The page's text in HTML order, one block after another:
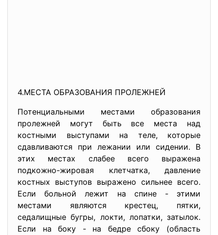
4.МЕСТА ОБРАЗОВАНИЯ ПРОЛЕЖНЕЙ
Потенциальными местами образования
пролежней могут быть все места над
костными выступами на теле, которые
сдавливаются при лежании или сидении. В
этих местах слабее всего выражена
подкожно-жировая клетчатка, давление
костных выступов выражено сильнее всего.
Если больной лежит на спине - этими
местами являются крестец, пятки,
седалищные бугры, локти, лопатки, затылок.
Если на боку - на бедре сбоку (область